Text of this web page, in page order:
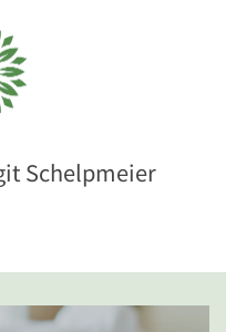
Schelpmeier